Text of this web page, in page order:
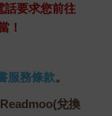
話要求您前往
！
服務條款。
兌換